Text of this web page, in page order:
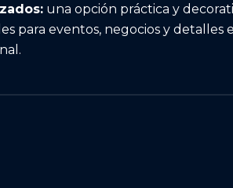
una opción práctica y
para eventos, negocios y detalles